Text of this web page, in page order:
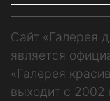
Сайт «Галерея
является
«Галерея
выходит с 2002